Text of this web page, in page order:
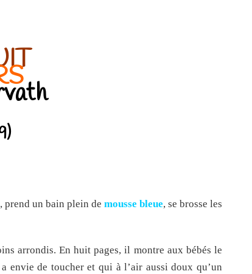
, prend un bain plein de mousse bleue, se brosse les
arrondis. En huit pages, il montre aux bébés le
envie de toucher et qui à l’air aussi doux qu’un